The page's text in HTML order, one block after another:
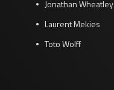
Jonathan Wheatley
Laurent Mekies
Toto Wolff